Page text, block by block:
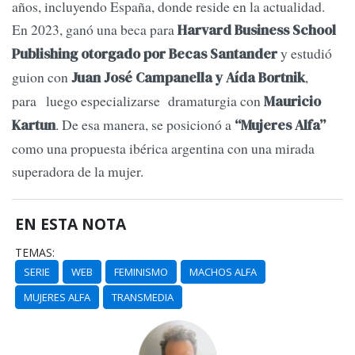
años, incluyendo España, donde reside en la actualidad.
En 2023, ganó una beca paraHarvard Business School
Publishing otorgado por Becas Santandery estudió
guion conJuan José Campanella y Aída Bortnik,
para luego especializarse dramaturgia conMauricio
Kartun. De esa manera, se posicionó a “Mujeres Alfa”
como una propuesta ibérica argentina con una mirada
superadora de la mujer.
EN ESTA NOTA
TEMAS:
SERIE WEB FEMINISMO
MACHOS ALFA
MUJERES ALFA
TRANSMEDIA